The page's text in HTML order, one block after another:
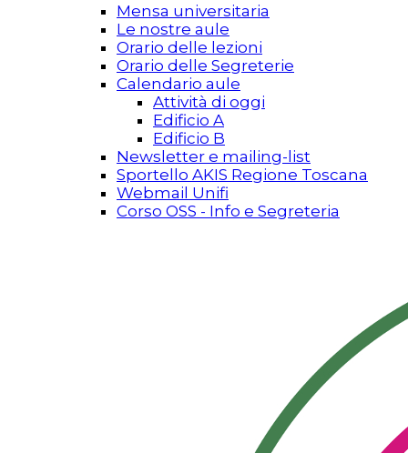
Mensa universitaria
Le nostre aule
Orario delle lezioni
Orario delle Segreterie
Calendario aule
Attività di oggi
Edificio A
Edificio B
Newsletter e mailing-list
Sportello AKIS Regione Toscana
Webmail Unifi
Corso OSS - Info e Segreteria